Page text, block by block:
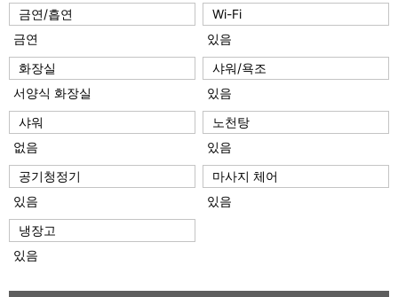
금연/흡연
금연
Wi-Fi
있음
화장실
서양식 화장실
샤워/욕조
있음
샤워
없음
노천탕
있음
공기청정기
있음
마사지 체어
있음
냉장고
있음